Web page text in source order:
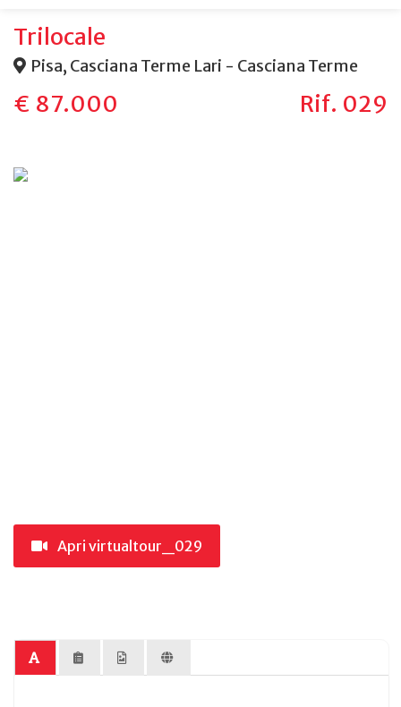
Immobili In Affitto
Immobili Commerciali
Servizi
Di Cosa Ci Occupiamo
Richiedi Stima
Contatti
Lascia Una Richiesta
Trilocale
Pisa, Casciana Terme Lari - Casciana Terme
€ 87.000 Rif. 029
Apri virtualtour_029